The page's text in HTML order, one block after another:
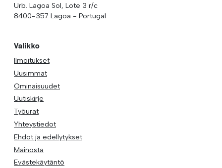
Urb. Lagoa Sol, Lote 3 r/c
8400-357 Lagoa - Portugal
Valikko
Ilmoitukset
Uusimmat
Ominaisuudet
Uutiskirje
Työurat
Yhteystiedot
Ehdot ja edellytykset
Mainosta
Evästekäytäntö